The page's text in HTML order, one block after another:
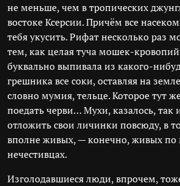
не меньше, чем в тропических
востоке Ксерсии. Причём все
тебя укусить. Рифат несколько раз
тем, как целая туча мошек-
буквально выпивала из какого-
грешника все соки, оставляя на
словно мумия, тельце. Которое тут
поедать черви… Мухи, казалось, так
отложить свои личинки повсюду, в
вполне живых, — конечно, живых
нечестивцах.
Изголодавшиеся люди, впрочем,